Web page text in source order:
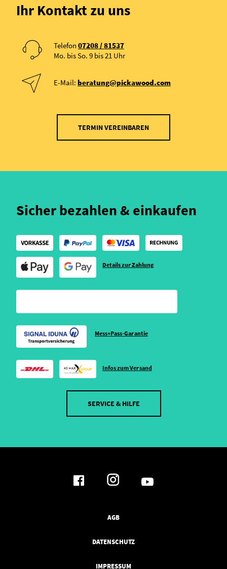
Ihr Kontakt zu uns
Telefon 07208 / 81537
Mo. bis So. 9 bis 21 Uhr
E-Mail: beratung@pickawood.com
TERMIN VEREINBAREN
Sicher bezahlen & einkaufen
Details zur Zahlung
Mess+Pass-Garantie
Infos zum Versand
SERVICE & HILFE
AGB
DATENSCHUTZ
IMPRESSUM